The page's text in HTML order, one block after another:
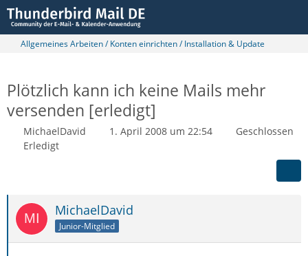
Allgemeines Arbeiten / Konten einrichten / Installation & Update
Plötzlich kann ich keine Mails mehr
versenden [erledigt]
MichaelDavid 1. April 2008 um 22:54
Geschlossen
Erledigt
MichaelDavid
Junior-Mitglied